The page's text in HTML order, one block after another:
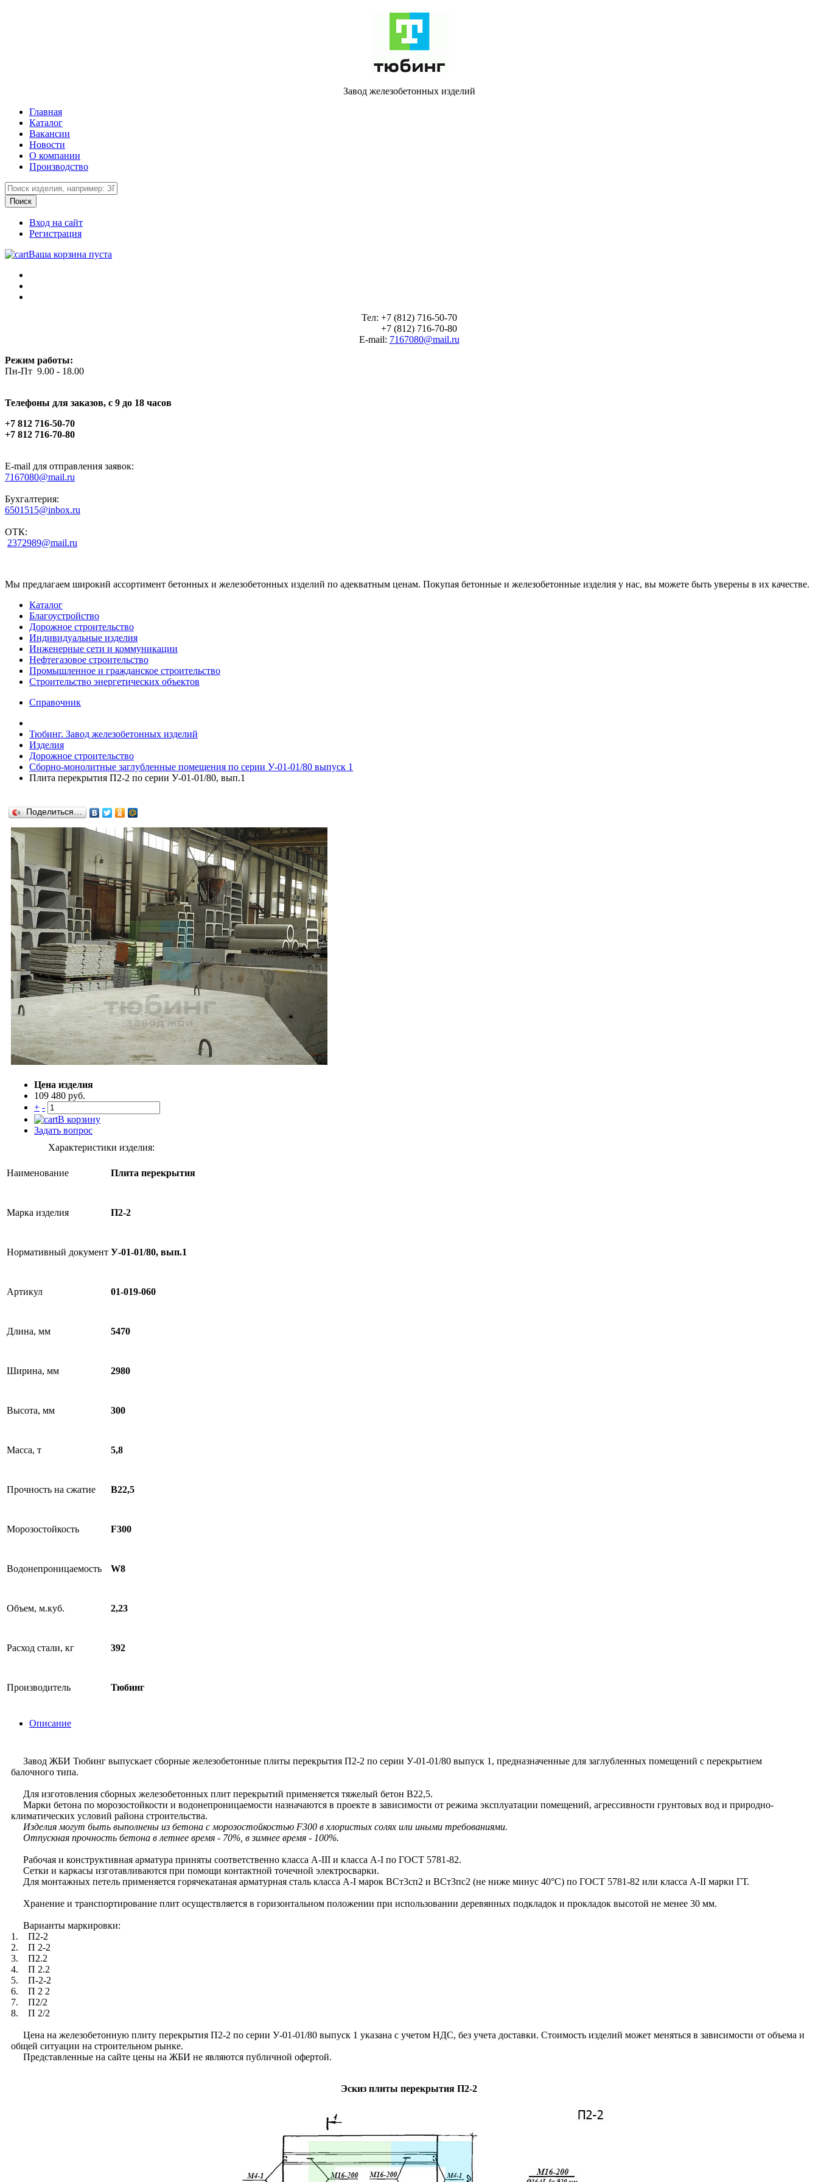
Завод железобетонных изделий
Главная
Каталог
Вакансии
Новости
О компании
Производство
Вход на сайт
Регистрация
Ваша корзина пуста
Тел: +7 (812) 716-50-70
+7 (812) 716-70-80
E-mail: 7167080@mail.ru
Режим работы:
Пн-Пт 9.00 - 18.00
Телефоны для заказов, c 9 до 18 часов
+7 812 716-50-70
+7 812 716-70-80
E-mail для отправления заявок:
7167080@mail.ru
Бухгалтерия:
6501515@inbox.ru
ОТК:
2372989@mail.ru
Мы предлагаем широкий ассортимент бетонных и железобетонных изделий по адекватным ценам. Покупая бетонные и железобетонные изделия у нас, вы можете быть уверены в их качестве.
Каталог
Благоустройство
Дорожное строительство
Индивидуальные изделия
Инженерные сети и коммуникации
Нефтегазовое строительство
Промышленное и гражданское строительство
Строительство энергетических объектов
Справочник
Тюбинг. Завод железобетонных изделий
Изделия
Дорожное строительство
Сборно-монолитные заглубленные помещения по серии У-01-01/80 выпуск 1
Плита перекрытия П2-2 по серии У-01-01/80, вып.1
Поделиться…
Цена изделия
109 480 руб.
+ -
В корзину
Задать вопрос
Характеристики изделия:
Наименование Плита перекрытия
Марка изделия П2-2
Нормативный документ У-01-01/80, вып.1
Артикул 01-019-060
Длина, мм 5470
Ширина, мм 2980
Высота, мм 300
Масса, т 5,8
Прочность на сжатие B22,5
Морозостойкость F300
Водонепроницаемость W8
Объем, м.куб. 2,23
Расход стали, кг 392
Производитель Тюбинг
Описание
Завод ЖБИ Тюбинг выпускает сборные железобетонные плиты перекрытия П2-2 по серии У-01-01/80 выпуск 1, предназначенные для заглубленных помещений с перекрытием
балочного типа.
Для изготовления сборных железобетонных плит перекрытий применяется тяжелый бетон В22,5.
Марки бетона по морозостойкости и водонепроницаемости назначаются в проекте в зависимости от режима эксплуатации помещений, агрессивности грунтовых вод и природно-
климатических условий района строительства.
Изделия могут быть выполнены из бетона с морозостойкостью F300 в хлористых солях или иными требованиями.
Отпускная прочность бетона в летнее время - 70%, в зимнее время - 100%.
Рабочая и конструктивная арматура приняты соответственно класса A-III и класса A-I по ГОСТ 5781-82.
Сетки и каркасы изготавливаются при помощи контактной точечной электросварки.
Для монтажных петель применяется горячекатаная арматурная сталь класса А-I марок ВСт3сп2 и ВСт3пс2 (не ниже минус 40°С) по ГОСТ 5781-82 или класса А-II марки ГТ.
Хранение и транспортирование плит осуществляется в горизонтальном положении при использовании деревянных подкладок и прокладок высотой не менее 30 мм.
Варианты маркировки:
1. П2-2
2. П 2-2
3. П2.2
4. П 2.2
5. П-2-2
6. П 2 2
7. П2/2
8. П 2/2
Цена на железобетонную плиту перекрытия П2-2 по серии У-01-01/80 выпуск 1 указана с учетом НДС, без учета доставки. Стоимость изделий может меняться в зависимости от объема и
общей ситуации на строительном рынке.
Представленные на сайте цены на ЖБИ не являются публичной офертой.
Эскиз плиты перекрытия П2-2